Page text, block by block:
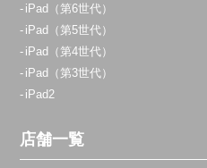
iPad（第6世代）
iPad（第5世代）
iPad（第4世代）
iPad（第3世代）
iPad2
店舗一覧